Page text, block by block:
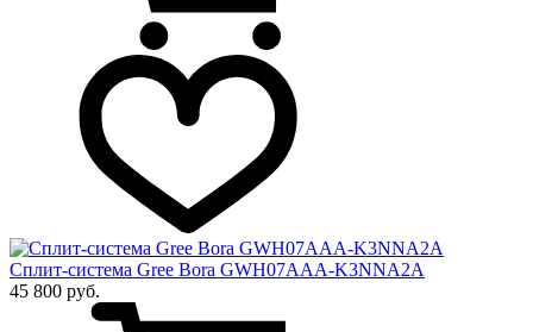
Сплит-система Gree Bora GWH07AAA-K3NNA2A
45 800 руб.